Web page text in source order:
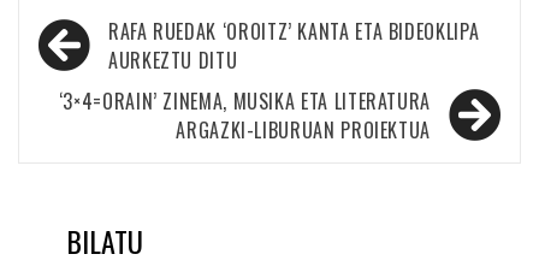
Bidalketetan
zehar
nabigatu
RAFA RUEDAK ‘OROITZ’ KANTA ETA BIDEOKLIPA
AURKEZTU DITU
‘3×4=ORAIN’ ZINEMA, MUSIKA ETA LITERATURA
ARGAZKI-LIBURUAN PROIEKTUA
BILATU